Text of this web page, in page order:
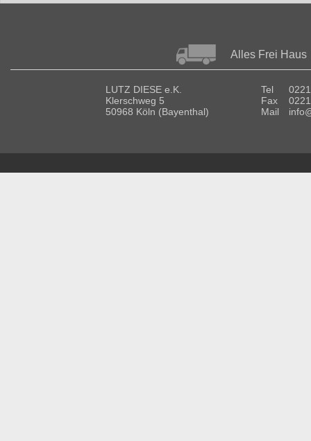
Alles Frei Haus
LUTZ DIESE e.K.
Klerschweg 5
50968 Köln (Bayenthal)
Tel
Fax
Mail